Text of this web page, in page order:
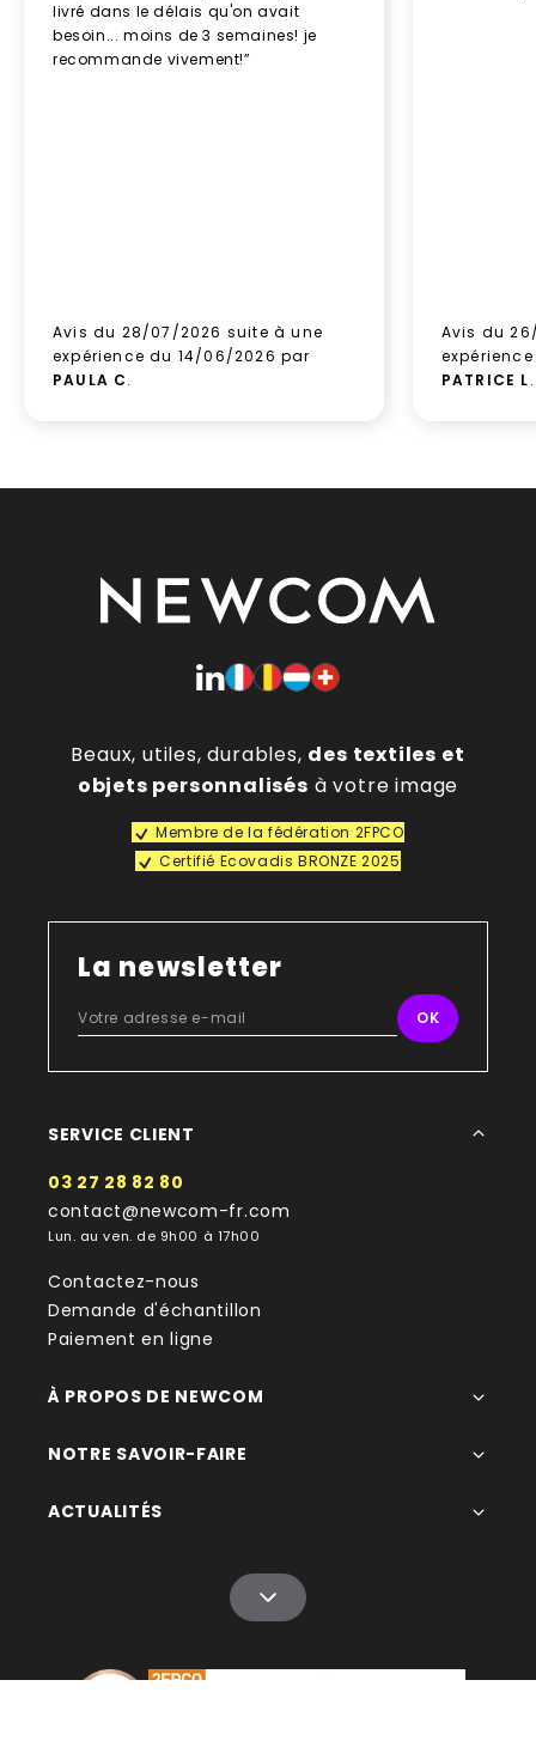
livré dans le délais qu'on avait
besoin... moins de 3 semaines! je
recommande vivement!”
Avis du 28/07/2026 suite à une
expérience du 14/06/2026 par
PAULA C.
Avis du
PATRICE L.
Beaux, utiles, durables, des textiles et
objets personnalisés à votre image
Membre de la fédération 2FPCO
Certifié Ecovadis BRONZE 2025
La newsletter
SERVICE CLIENT
03 27 28 82 80
contact@newcom-fr.com
Lun. au ven. de 9h00 à 17h00
Contactez-nous
Demande d'échantillon
Paiement en ligne
À PROPOS DE NEWCOM
NOTRE SAVOIR-FAIRE
ACTUALITÉS